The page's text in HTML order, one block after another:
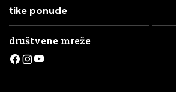
tike ponude
društvene mreže